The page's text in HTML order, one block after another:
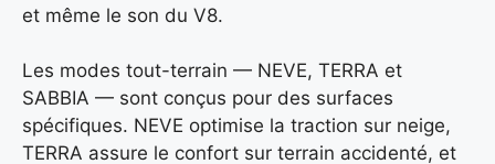
et même le son du V8.
Les modes tout-terrain — NEVE, TERRA et
SABBIA — sont conçus pour des surfaces
spécifiques. NEVE optimise la traction sur neige,
TERRA assure le confort sur terrain accidenté, et